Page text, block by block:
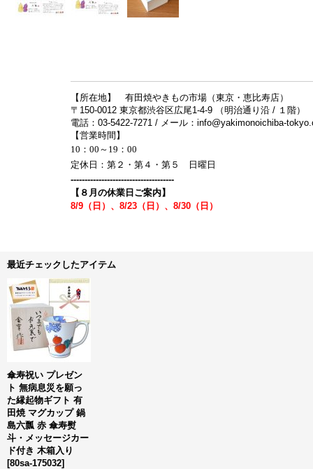
【所在地】 有田焼やきもの市場（東京・恵比寿店）
〒150-0012 東京都渋谷区広尾1-4-9 （明治通り沿 / １階）
電話：03-5422-7271 / メール：info@yakimonoichiba-
【営業時間】
10：00～19：00
定休日：第２・第４・第５ 日曜日
-------------------------------------
【８月の休業日ご案内】
8/9（日）、8/23（日）、8/30（日）
最近チェックしたアイテム
傘寿祝い プレゼン
ト 無病息災を願っ
た縁起物ギフト 有
田焼 マグカップ 鍋
島六瓢 赤 傘寿熨
斗・メッセージカー
ド付き 木箱入り
[80sa-175032]